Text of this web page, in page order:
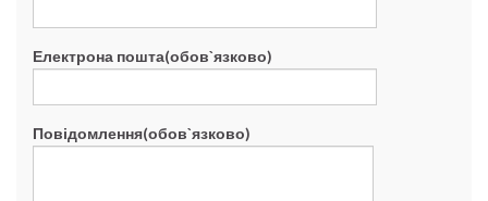
Електрона пошта(обов`язково)
Повідомлення(обов`язково)